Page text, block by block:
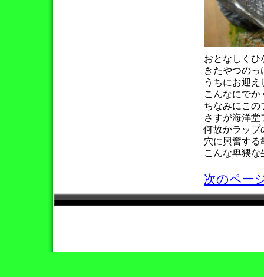
おとなしくひ
きたやつのっ
うちにお迎
こんなにでか
ちなみにこの
さすが海洋
何故かラップ
穴に興奮する
こんな卑猥
次のペー